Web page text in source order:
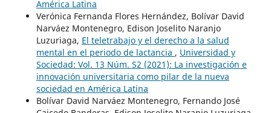
América Latina
Verónica Fernanda Flores Hernández, Bolívar David
Narváez Montenegro, Edison Joselito Naranjo
Luzuriaga, El teletrabajo y el derecho a la salud
mental en el periodo de lactancia , Universidad y
Sociedad: Vol. 13 Núm. S2 (2021): La investigación e
innovación universitaria como pilar de la nueva
sociedad en América Latina
Bolívar David Narváez Montenegro, Fernando José